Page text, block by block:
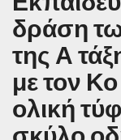
δράση
της Α
με τον
ολική